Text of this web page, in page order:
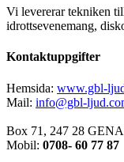
Vi levererar tekniken
idrottsevenemang,
Kontaktuppgifter
Hemsida: www.gbl-
Mail: info@gbl-
Box 71, 247 28
Mobil: 0708- 60 77 87